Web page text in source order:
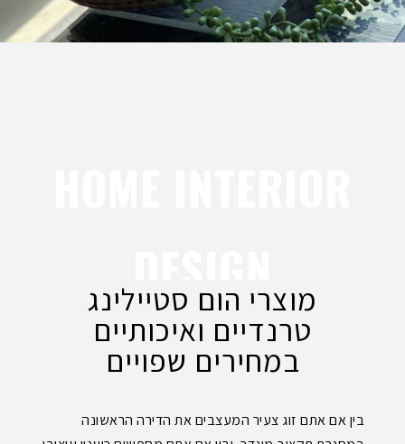
מוצרי הום סטיילינג
טרנדיים ואיכותיים
במחירים שפויים
בין אם אתם זוג צעיר המעצבים את הדירה הראשונה